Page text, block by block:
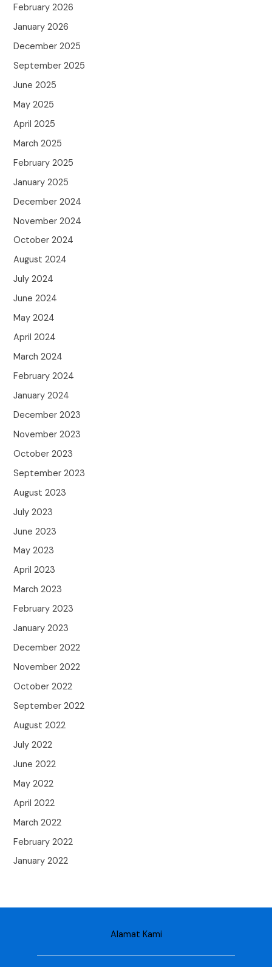
February 2026
January 2026
December 2025
September 2025
June 2025
May 2025
April 2025
March 2025
February 2025
January 2025
December 2024
November 2024
October 2024
August 2024
July 2024
June 2024
May 2024
April 2024
March 2024
February 2024
January 2024
December 2023
November 2023
October 2023
September 2023
August 2023
July 2023
June 2023
May 2023
April 2023
March 2023
February 2023
January 2023
December 2022
November 2022
October 2022
September 2022
August 2022
July 2022
June 2022
May 2022
April 2022
March 2022
February 2022
January 2022
Alamat Kami